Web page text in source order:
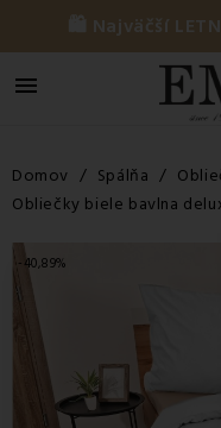
🛍️ Najväčší

Domov Spálňa
Obliečky biele bavlna
-40,89%